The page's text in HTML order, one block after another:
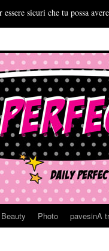
Beauty Photo pavesinA
sicuri che tu possa